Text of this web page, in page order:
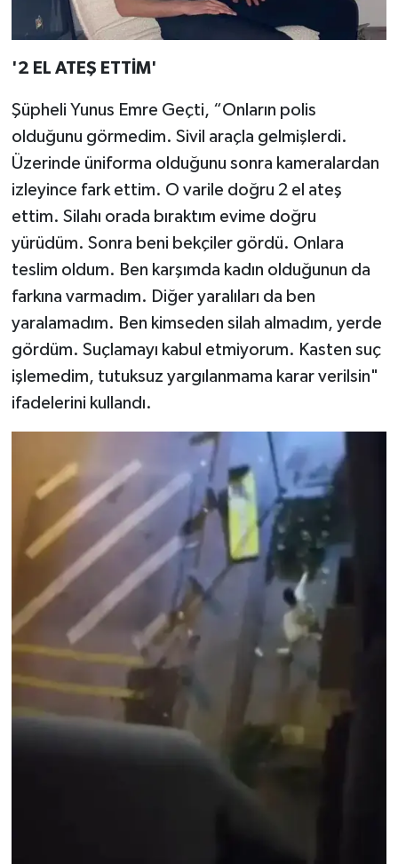
'2 EL ATEŞ ETTİM'
Şüpheli Yunus Emre Geçti, “Onların polis
olduğunu görmedim. Sivil araçla gelmişlerdi.
Üzerinde üniforma olduğunu sonra kameralardan
izleyince fark ettim. O varile doğru 2 el ateş
ettim. Silahı orada bıraktım evime doğru
yürüdüm. Sonra beni bekçiler gördü. Onlara
teslim oldum. Ben karşımda kadın olduğunun da
farkına varmadım. Diğer yaralıları da ben
yaralamadım. Ben kimseden silah almadım, yerde
gördüm. Suçlamayı kabul etmiyorum. Kasten suç
işlemedim, tutuksuz yargılanmama karar verilsin"
ifadelerini kullandı.